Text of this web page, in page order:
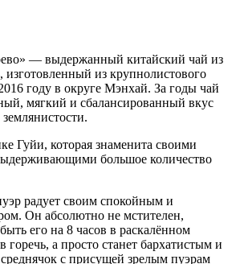
— выдержанный китайский чай из
из крупнолистового
году в округе Мэнхай. За годы чай
мягкий и сбалансированный вкус
Гуйи, которая знаменита своими
большое количество
радует своим спокойным и
Он абсолютно не мстителен,
его на 8 часов в раскалённом
горечь, а просто станет бархатистым и
с присущей зрелым пуэрам